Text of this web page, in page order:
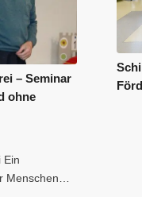
– Seminar
ohne
Ein
Menschen…